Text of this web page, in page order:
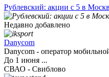
Рублевский: акции с 5 в
Недавно добавлено
Danycom
Danycom - оператор
До 1 июня ...
СВАО - Свиблово